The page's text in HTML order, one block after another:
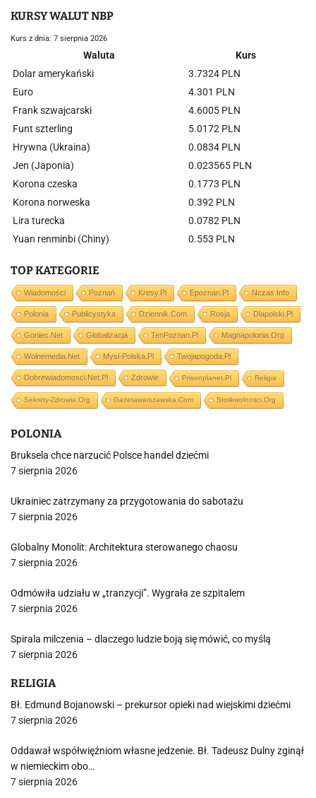
KURSY WALUT NBP
Kurs z dnia: 7 sierpnia 2026
Waluta
Kurs
Dolar amerykański
3.7324 PLN
Euro
4.301 PLN
Frank szwajcarski
4.6005 PLN
Funt szterling
5.0172 PLN
Hrywna (Ukraina)
0.0834 PLN
Jen (Japonia)
0.023565 PLN
Korona czeska
0.1773 PLN
Korona norweska
0.392 PLN
Lira turecka
0.0782 PLN
Yuan renminbi (Chiny)
0.553 PLN
TOP KATEGORIE
Wiadomości Poznań Kresy.pl Epoznan.pl Nczas.info
Polonia Publicystyka Dziennik.com Rosja Dlapolski.pl
Goniec.net Globalizacja TenPoznan.pl Magnapolonia.org
Wolnemedia.net Mysl-Polska.pl Twojapogoda.pl
Dobrewiadomosci.net.pl Zdrowie Prisonplanet.pl Religia
Sekrety-Zdrowia.org Gazetawarszawska.com Stolikwolnosci.org
POLONIA
Bruksela chce narzucić Polsce handel dziećmi
7 sierpnia 2026
Ukrainiec zatrzymany za przygotowania do sabotażu
7 sierpnia 2026
Globalny Monolit: Architektura sterowanego chaosu
7 sierpnia 2026
Odmówiła udziału w „tranzycji”. Wygrała ze szpitalem
7 sierpnia 2026
Spirala milczenia – dlaczego ludzie boją się mówić, co myślą
7 sierpnia 2026
RELIGIA
Bł. Edmund Bojanowski – prekursor opieki nad wiejskimi dziećmi
7 sierpnia 2026
Oddawał współwięźniom własne jedzenie. Bł. Tadeusz Dulny zginął
w niemieckim obo…
7 sierpnia 2026